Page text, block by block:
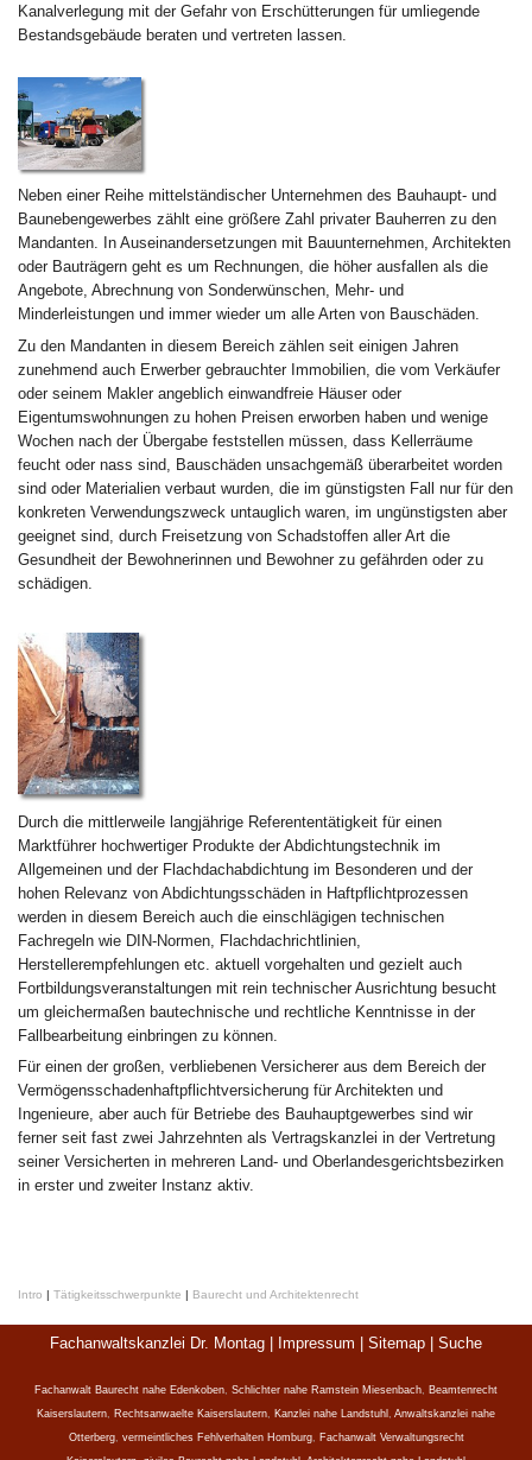
Kanalverlegung mit der Gefahr von Erschütterungen für umliegende
Bestandsgebäude beraten und vertreten lassen.
Neben einer Reihe mittelständischer Unternehmen des Bauhaupt- und
Baunebengewerbes zählt eine größere Zahl privater Bauherren zu den
Mandanten. In Auseinandersetzungen mit Bauunternehmen, Architekten
oder Bauträgern geht es um Rechnungen, die höher ausfallen als die
Angebote, Abrechnung von Sonderwünschen, Mehr- und
Minderleistungen und immer wieder um alle Arten von Bauschäden.
Zu den Mandanten in diesem Bereich zählen seit einigen Jahren
zunehmend auch Erwerber gebrauchter Immobilien, die vom Verkäufer
oder seinem Makler angeblich einwandfreie Häuser oder
Eigentumswohnungen zu hohen Preisen erworben haben und wenige
Wochen nach der Übergabe feststellen müssen, dass Kellerräume
feucht oder nass sind, Bauschäden unsachgemäß überarbeitet worden
sind oder Materialien verbaut wurden, die im günstigsten Fall nur für den
konkreten Verwendungszweck untauglich waren, im ungünstigsten aber
geeignet sind, durch Freisetzung von Schadstoffen aller Art die
Gesundheit der Bewohnerinnen und Bewohner zu gefährden oder zu
schädigen.
Durch die mittlerweile langjährige Referententätigkeit für einen
Marktführer hochwertiger Produkte der Abdichtungstechnik im
Allgemeinen und der Flachdachabdichtung im Besonderen und der
hohen Relevanz von Abdichtungsschäden in Haftpflichtprozessen
werden in diesem Bereich auch die einschlägigen technischen
Fachregeln wie DIN-Normen, Flachdachrichtlinien,
Herstellerempfehlungen etc. aktuell vorgehalten und gezielt auch
Fortbildungsveranstaltungen mit rein technischer Ausrichtung besucht
um gleichermaßen bautechnische und rechtliche Kenntnisse in der
Fallbearbeitung einbringen zu können.
Für einen der großen, verbliebenen Versicherer aus dem Bereich der
Vermögensschadenhaftpflichtversicherung für Architekten und
Ingenieure, aber auch für Betriebe des Bauhauptgewerbes sind wir
ferner seit fast zwei Jahrzehnten als Vertragskanzlei in der Vertretung
seiner Versicherten in mehreren Land- und Oberlandesgerichtsbezirken
in erster und zweiter Instanz aktiv.
Intro | Tätigkeitsschwerpunkte | Baurecht und Architektenrecht
Fachanwaltskanzlei Dr. Montag | Impressum Sitemap Suche
Fachanwalt Baurecht nahe Edenkoben, Schlichter nahe Ramstein Miesenbach, Beamtenrecht
Kaiserslautern, Rechtsanwaelte Kaiserslautern, Kanzlei nahe Landstuhl , Anwaltskanzlei nahe
Otterberg, vermeintliches Fehlverhalten Homburg, Fachanwalt Verwaltungsrecht